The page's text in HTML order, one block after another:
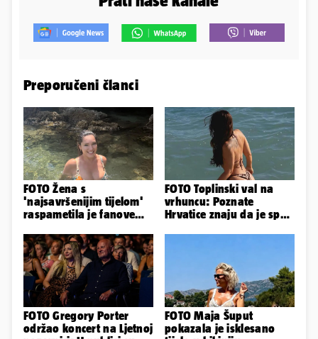
Preporučeni članci
FOTO Žena s
'najsavršenijim tijelom'
raspametila je fanove
plićaka
FOTO Toplinski val na
vrhuncu: Poznate
Hrvatice znaju da je spas
FOTO Gregory Porter
održao koncert na Ljetnoj
FOTO Maja Šuput
pokazala je isklesano